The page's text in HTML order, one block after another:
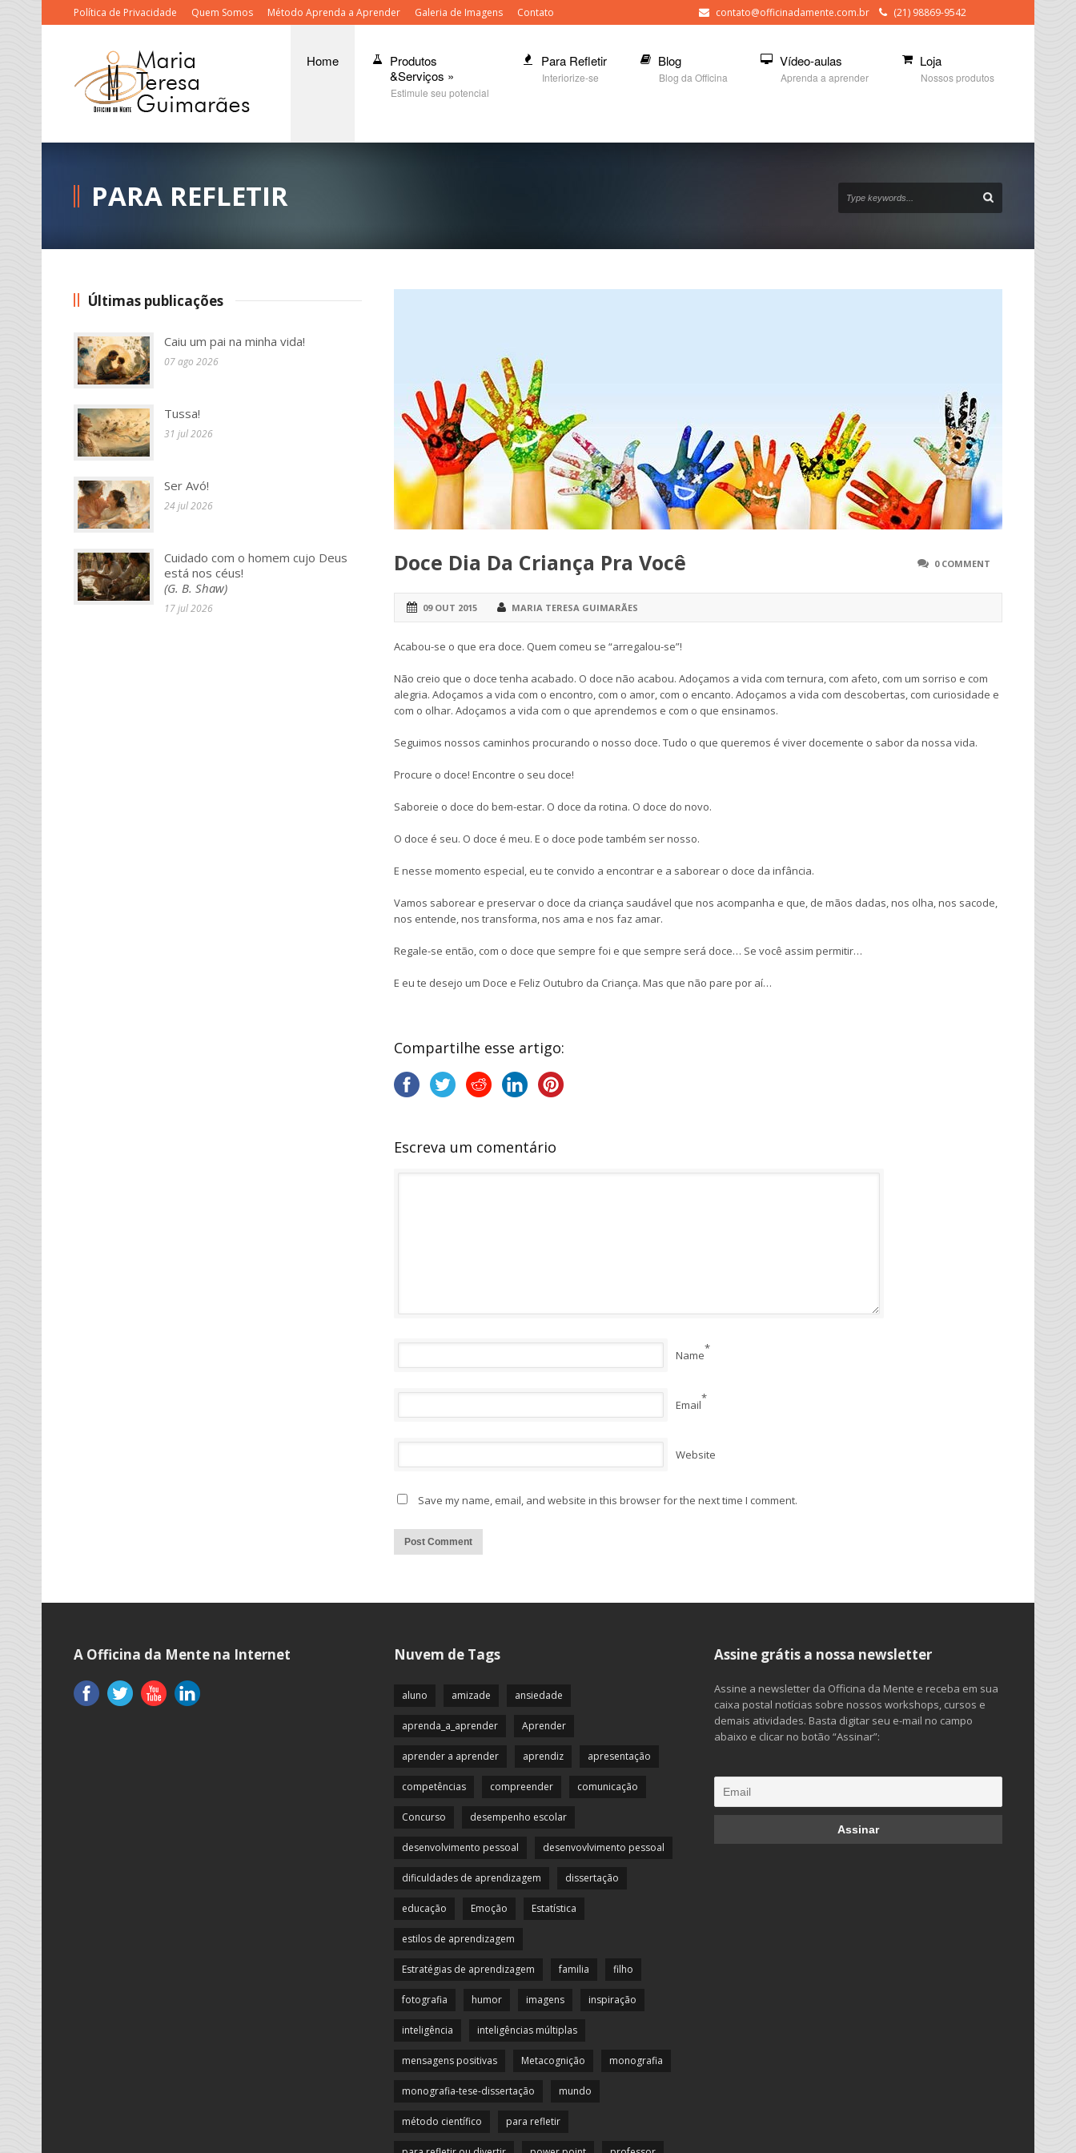
Política de Privacidade Quem Somos Método Aprenda a Aprender Galeria de Imagens Contato contato@officinadamente.com.br (21) 98869-9542
Home
Produtos
&Serviços »
Estimule seu potencial
Para Refletir
Interiorize-se
Blog
Blog da Officina
Vídeo-aulas
Aprenda a aprender
Loja
Nossos produtos
PARA REFLETIR
0 COMMENT
Doce Dia Da Criança Pra Você
09 OUT 2015 MARIA TERESA GUIMARÃES
Acabou-se o que era doce. Quem comeu se “arregalou-se”!
Não creio que o doce tenha acabado. O doce não acabou. Adoçamos a vida com ternura, com afeto, com um sorriso e com
alegria. Adoçamos a vida com o encontro, com o amor, com o encanto. Adoçamos a vida com descobertas, com curiosidade e
com o olhar. Adoçamos a vida com o que aprendemos e com o que ensinamos.
Seguimos nossos caminhos procurando o nosso doce. Tudo o que queremos é viver docemente o sabor da nossa vida.
Procure o doce! Encontre o seu doce!
Saboreie o doce do bem-estar. O doce da rotina. O doce do novo.
O doce é seu. O doce é meu. E o doce pode também ser nosso.
E nesse momento especial, eu te convido a encontrar e a saborear o doce da infância.
Vamos saborear e preservar o doce da criança saudável que nos acompanha e que, de mãos dadas, nos olha, nos sacode,
nos entende, nos transforma, nos ama e nos faz amar.
Regale-se então, com o doce que sempre foi e que sempre será doce… Se você assim permitir…
E eu te desejo um Doce e Feliz Outubro da Criança. Mas que não pare por aí…
Compartilhe esse artigo:
Escreva um comentário
Name*
Email*
Website
Save my name, email, and website in this browser for the next time I comment.
Últimas publicações
Caiu um pai na minha vida!
07 ago 2026
Tussa!
31 jul 2026
Ser Avó!
24 jul 2026
Cuidado com o homem cujo Deus
está nos céus!
(G. B. Shaw)
17 jul 2026
A Officina da Mente na Internet Nuvem de Tags
aluno amizade ansiedade
aprenda_a_aprender Aprender
aprender a aprender aprendiz apresentação
competências compreender comunicação
Concurso desempenho escolar
desenvolvimento pessoal desenvovlvimento pessoal
dificuldades de aprendizagem dissertação
educação Emoção Estatística
estilos de aprendizagem
Estratégias de aprendizagem familia filho
fotografia humor imagens inspiração
inteligência inteligências múltiplas
mensagens positivas Metacognição monografia
monografia-tese-dissertação mundo
método científico para refletir
Assine grátis a nossa newsletter
Assine a newsletter da Officina da Mente e receba em sua
caixa postal notícias sobre nossos workshops, cursos e
demais atividades. Basta digitar seu e-mail no campo
abaixo e clicar no botão “Assinar”: